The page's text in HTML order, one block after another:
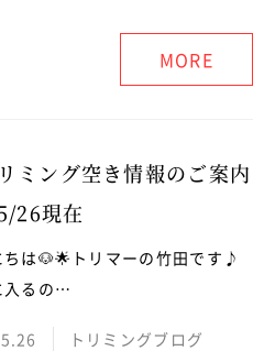
MORE
ミング空き情報のご案内
26現在
ちは🐶🌟トリマーの竹田です♪
入るの…
トリミングブログ